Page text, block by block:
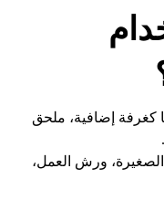
كغرفة إضافية، ملحق
الصغيرة، ورش العمل،